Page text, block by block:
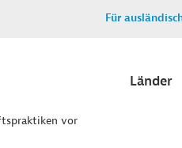
Für
Länder
vor